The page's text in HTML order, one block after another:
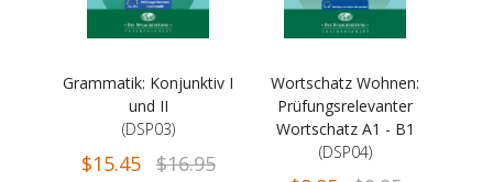
Grammatik: Konjunktiv I
und II
(DSP03)
$15.45 $16.95
Wortschatz Wohnen:
Prüfungsrelevanter
Wortschatz A1 - B1
(DSP04)